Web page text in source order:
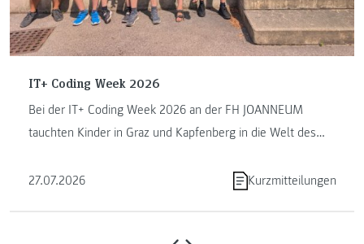
IT+ Coding Week 2026
Bei der IT+ Coding Week 2026 an der FH JOANNEUM
tauchten Kinder in Graz und Kapfenberg in die Welt des
27.07.2026
Kurzmitteilungen